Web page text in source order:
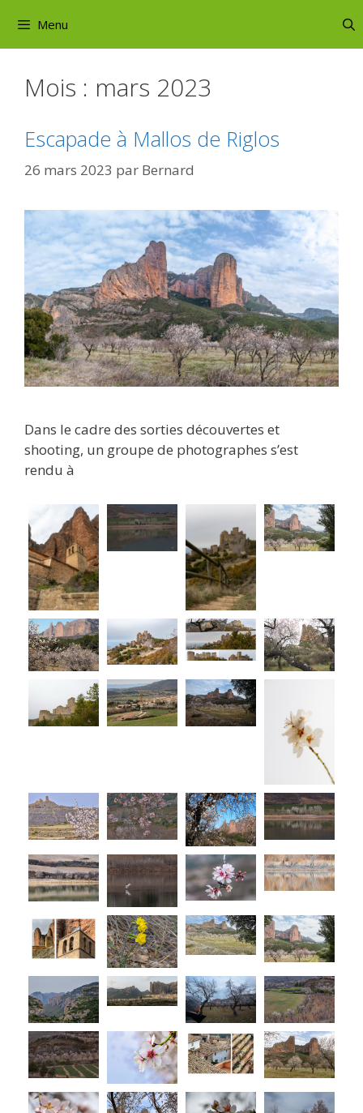
contenu
Menu
Mois : mars 2023
Escapade à Mallos de Riglos
26 mars 2023 par Bernard
Dans le cadre des sorties découvertes et
shooting, un groupe de photographes s’est
rendu à